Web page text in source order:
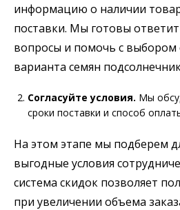
информацию о наличии
поставки. Мы готовы
вопросы и помочь с выбором
варианта семян
Согласуйте условия. Мы
сроки поставки и способ
На этом этапе мы подберем
выгодные условия
система скидок позволяет
при увеличении объема